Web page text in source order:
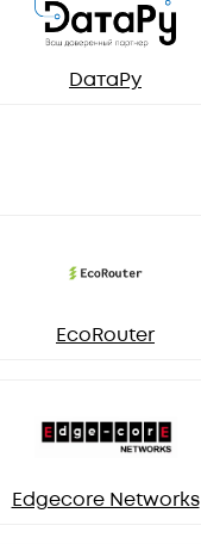
DатаРу
EcoRouter
Edgecore Networks